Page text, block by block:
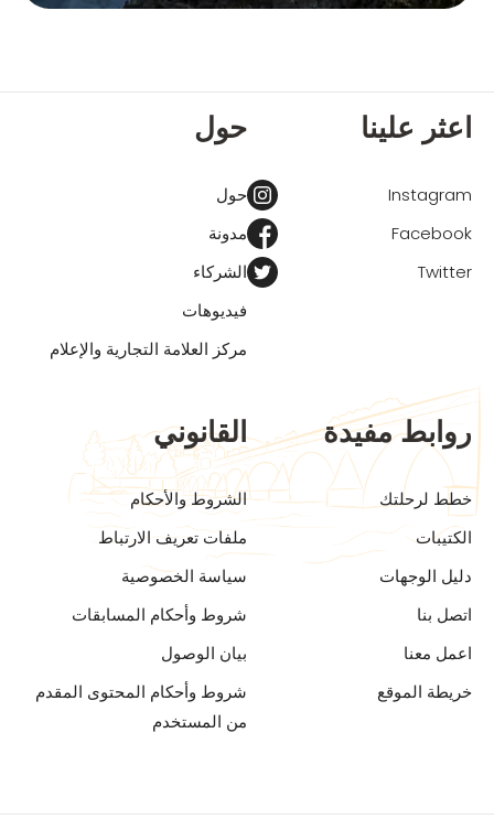
اعثر علينا
Instagram
Facebook
Twitter
حول
حول
مدونة
الشركاء
فيديوهات
مركز العلامة التجارية والإعلام
روابط مفيدة
خطط لرحلتك
الكتيبات
دليل الوجهات
اتصل بنا
اعمل معنا
خريطة الموقع
القانوني
الشروط والأحكام
ملفات تعريف الارتباط
سياسة الخصوصية
شروط وأحكام المسابقات
بيان الوصول
شروط وأحكام المحتوى المقدم
من المستخدم